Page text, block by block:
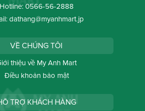
Hotline: 0566-56-2888
dathang@myanhmart.jp
VỀ CHÚNG TÔI
thiệu về My Anh Mart
Điều khoản bảo mật
TRỢ KHÁCH HÀNG